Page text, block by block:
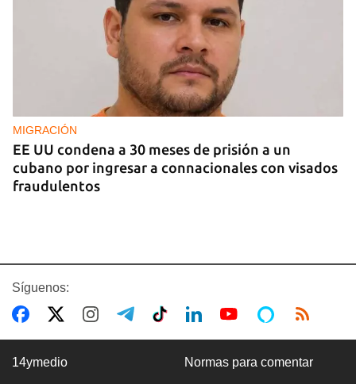
MIGRACIÓN
EE UU condena a 30 meses de prisión a un
cubano por ingresar a connacionales con visados
fraudulentos
Síguenos:
14ymedio Normas para comentar